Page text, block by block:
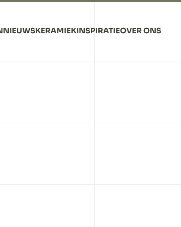
NIEUWSKERAMIEKINSPIRATIEOVER ONS